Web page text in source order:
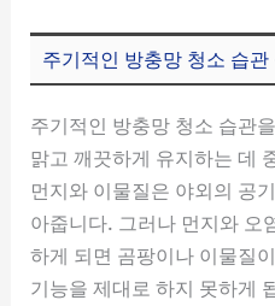
주기적인 방충망 청소 습관
주기적인 방충망 청소 습관
맑고 깨끗하게 유지하는 데
먼지와 이물질은 야외의 공
아줍니다. 그러나 먼지와 오
하게 되면 곰팡이나 이물질
기능을 제대로 하지 못하게